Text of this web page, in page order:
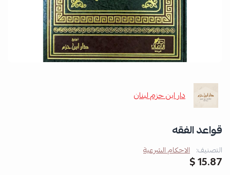
دار ابن حزم لبنان
قواعد الفقه
التصنيف: الاحكام الشرعية
15.87 $